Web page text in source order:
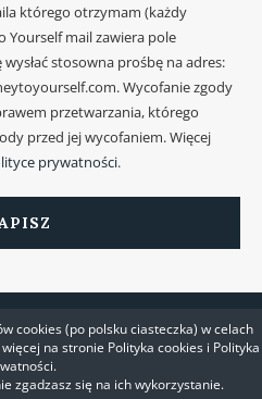
którego otrzymam (każdy
Yourself mail zawiera pole
stosowna prośbę na adres:
Wycofanie zgody
przetwarzania, którego
przed jej wycofaniem. Więcej
prywatności.
cookies (po polsku ciasteczka) w celach
na stronie Polityka cookies i Polityka
zgadzasz się na ich wykorzystanie.